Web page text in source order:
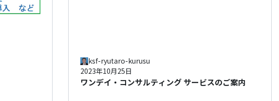
ワンデイ・コンサルティング サービスのご案内
2023年10月25日
ksf-ryutaro-kurusu